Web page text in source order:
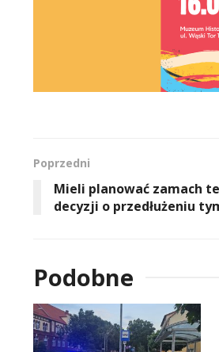
Poprzedni
Mieli planować zamach
decyzji o przedłużeniu
Podobne